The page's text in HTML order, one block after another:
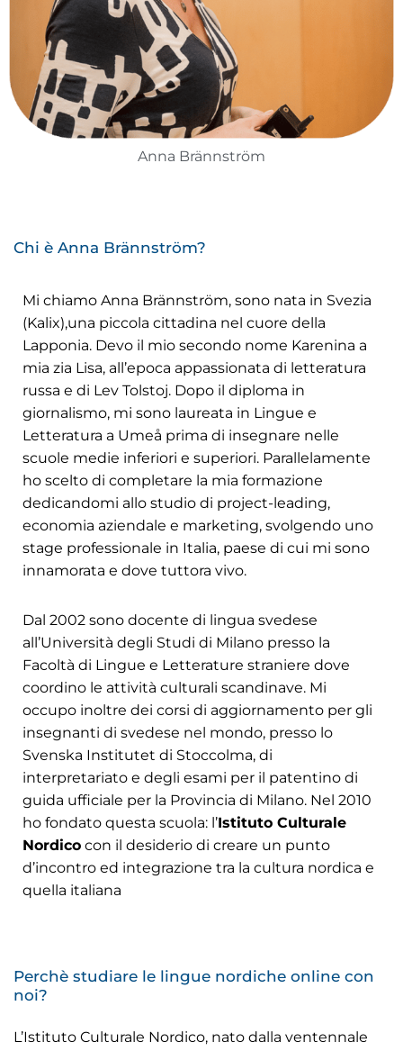
Anna Brännström
Chi è Anna Brännström?
Mi chiamo Anna Brännström, sono nata in Svezia
(Kalix),una piccola cittadina nel cuore della
Lapponia. Devo il mio secondo nome Karenina a
mia zia Lisa, all’epoca appassionata di letteratura
russa e di Lev Tolstoj. Dopo il diploma in
giornalismo, mi sono laureata in Lingue e
Letteratura a Umeå prima di insegnare nelle
scuole medie inferiori e superiori. Parallelamente
ho scelto di completare la mia formazione
dedicandomi allo studio di project-leading,
economia aziendale e marketing, svolgendo uno
stage professionale in Italia, paese di cui mi sono
innamorata e dove tuttora vivo.
Dal 2002 sono docente di lingua svedese
all’Università degli Studi di Milano presso la
Facoltà di Lingue e Letterature straniere dove
coordino le attività culturali scandinave. Mi
occupo inoltre dei corsi di aggiornamento per gli
insegnanti di svedese nel mondo, presso lo
Svenska Institutet di Stoccolma, di
interpretariato e degli esami per il patentino di
guida ufficiale per la Provincia di Milano. Nel 2010
ho fondato questa scuola: l’Istituto Culturale
Nordico con il desiderio di creare un punto
d’incontro ed integrazione tra la cultura nordica e
quella italiana
Perchè studiare le lingue nordiche online con
noi?
L’Istituto Culturale Nordico, nato dalla ventennale